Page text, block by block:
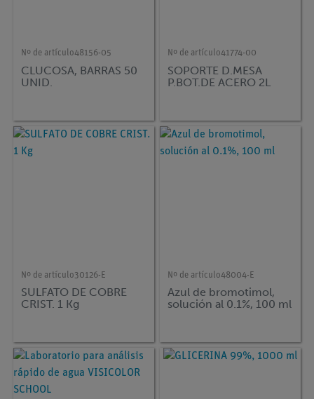
Nº de artículo48156-05
CLUCOSA, BARRAS 50
UNID.
Nº de artículo41774-00
SOPORTE D.MESA
P.BOT.DE ACERO 2L
Nº de artículo30126-E
SULFATO DE COBRE
CRIST. 1 Kg
Nº de artículo48004-E
Azul de bromotimol,
solución al 0.1%, 100 ml